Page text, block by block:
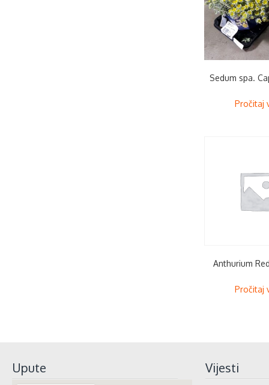
Sedum spa.
Pročitaj
Anthurium
Pročitaj
Upute Vijesti